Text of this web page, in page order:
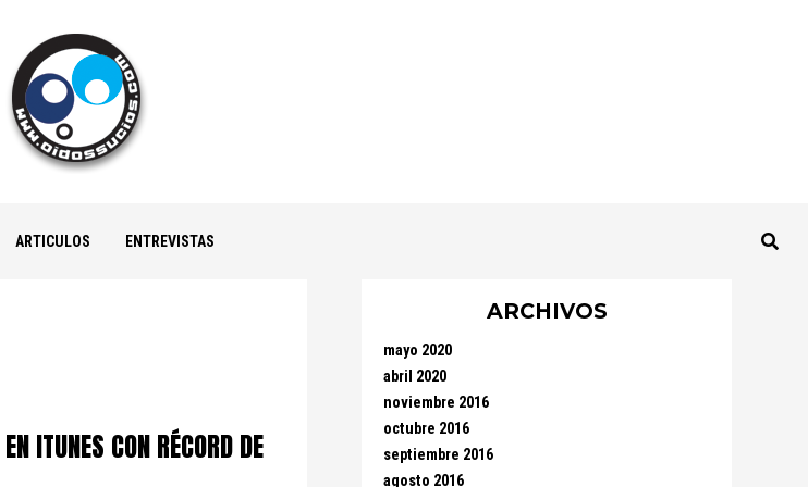
ARTICULOS ENTREVISTAS
ITUNES CON RÉCORD DE
ARCHIVOS
mayo 2020
abril 2020
noviembre 2016
octubre 2016
septiembre 2016
agosto 2016